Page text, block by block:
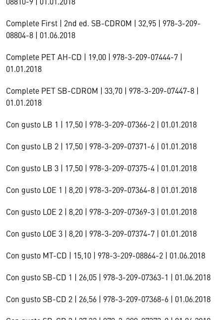
Complete First | 2nd ed. SB-CDROM | 32,95 | 978-3-209-
08804-8 | 01.06.2018
Complete PET AH-CD | 19,00 | 978-3-209-07444-7 |
01.01.2018
Complete PET SB-CDROM | 33,70 | 978-3-209-07447-8 |
01.01.2018
Con gusto LB 1 | 17,50 | 978-3-209-07366-2 | 01.01.2018
Con gusto LB 2 | 17,50 | 978-3-209-07371-6 | 01.01.2018
Con gusto LB 3 | 17,50 | 978-3-209-07375-4 | 01.01.2018
Con gusto LOE 1 | 8,20 | 978-3-209-07364-8 | 01.01.2018
Con gusto LOE 2 | 8,20 | 978-3-209-07369-3 | 01.01.2018
Con gusto LOE 3 | 8,20 | 978-3-209-07374-7 | 01.01.2018
Con gusto MT-CD | 15,10 | 978-3-209-08864-2 | 01.06.2018
Con gusto SB-CD 1 | 26,05 | 978-3-209-07363-1 | 01.06.2018
Con gusto SB-CD 2 | 26,56 | 978-3-209-07368-6 | 01.06.2018